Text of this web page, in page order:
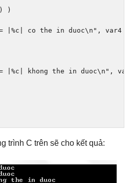
)
)
|%c| co the in duoc\n" , var4
|%c| khong the in duoc\n" ,
trình C trên sẽ cho kết quả: